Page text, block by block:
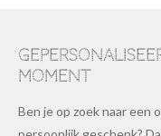
moment
Ben je op zoek naar een